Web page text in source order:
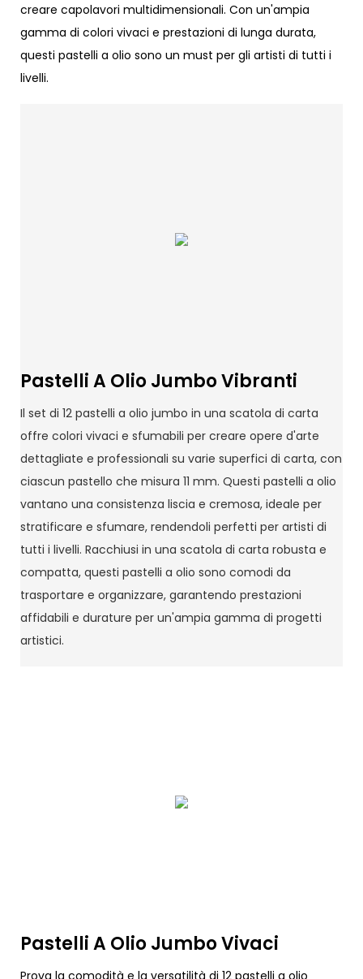
creare capolavori multidimensionali. Con un'ampia
gamma di colori vivaci e prestazioni di lunga durata,
questi pastelli a olio sono un must per gli artisti di tutti i
livelli.
Pastelli A Olio Jumbo Vibranti
Il set di 12 pastelli a olio jumbo in una scatola di carta
offre colori vivaci e sfumabili per creare opere d'arte
dettagliate e professionali su varie superfici di carta, con
ciascun pastello che misura 11 mm. Questi pastelli a olio
vantano una consistenza liscia e cremosa, ideale per
stratificare e sfumare, rendendoli perfetti per artisti di
tutti i livelli. Racchiusi in una scatola di carta robusta e
compatta, questi pastelli a olio sono comodi da
trasportare e organizzare, garantendo prestazioni
affidabili e durature per un'ampia gamma di progetti
artistici.
Pastelli A Olio Jumbo Vivaci